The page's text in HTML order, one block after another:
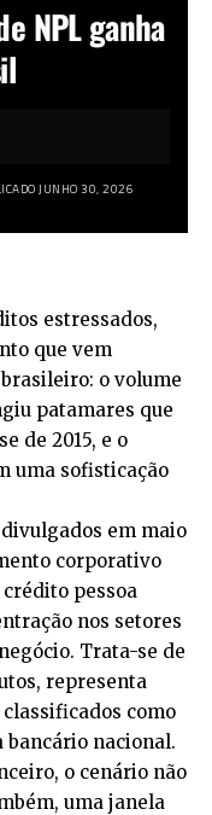
NPL ganha
JUNHO 30, 2026
estressados,
que vem
o volume
patamares que
de 2015, e o
uma sofisticação
em maio
corporativo
pessoa
nos setores
Trata-se de
representa
como
nacional.
o cenário não
uma janela